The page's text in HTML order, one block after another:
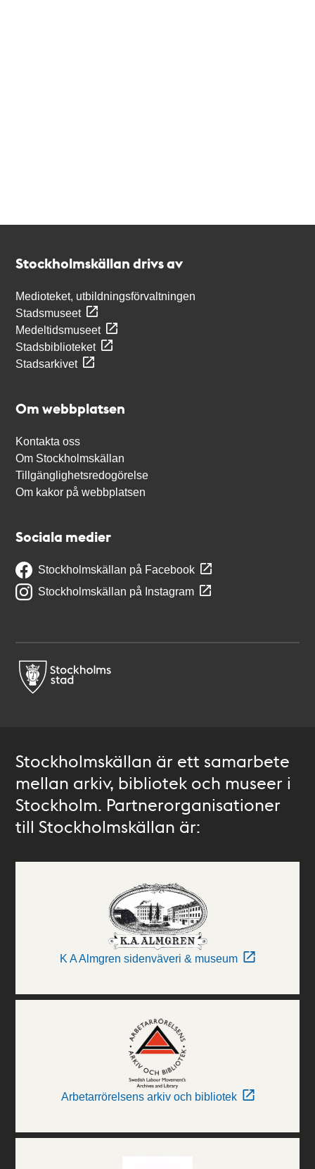
Stockholmskällan drivs av
Medioteket, utbildningsförvaltningen
Stadsmuseet
Medeltidsmuseet
Stadsbiblioteket
Stadsarkivet
Om webbplatsen
Kontakta oss
Om Stockholmskällan
Tillgänglighetsredogörelse
Om kakor på webbplatsen
Sociala medier
Stockholmskällan på Facebook
Stockholmskällan på Instagram
Stockholmskällan är ett samarbete
mellan arkiv, bibliotek och museer i
Stockholm. Partnerorganisationer
till Stockholmskällan är:
K A Almgren sidenväveri & museum
Arbetarrörelsens arkiv och bibliotek